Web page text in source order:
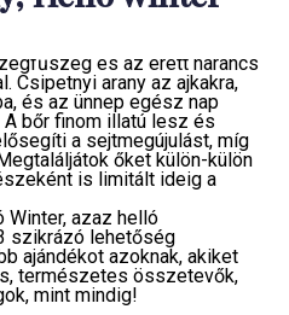
és az érett narancs
Csipetnyi arany az ajkakra,
és az ünnep egész nap
bőr finom illatú lesz és
a sejtmegújulást, míg
őket külön-külön
is limitált ideig a
Winter, azaz helló
szikrázó lehetőség
ajándékot azoknak, akiket
természetes összetevők,
mint mindig!